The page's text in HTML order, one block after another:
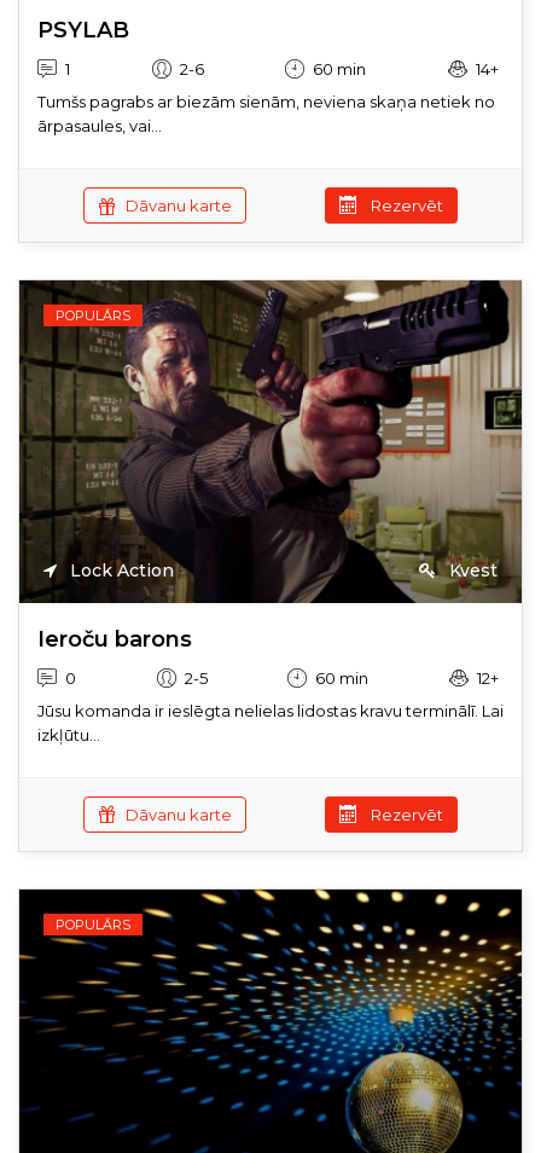
PSYLAB
1 2-6 60 min
14+
Tumšs pagrabs ar biezām sienām, neviena skaņa netiek no
ārpasaules, vai...
Dāvanu karte Rezervēt
POPULĀRS
Lock Action Kvest
Ieroču barons
0 2-5 60 min
12+
Jūsu komanda ir ieslēgta nelielas lidostas kravu terminālī. Lai
izkļūtu...
Dāvanu karte Rezervēt
POPULĀRS